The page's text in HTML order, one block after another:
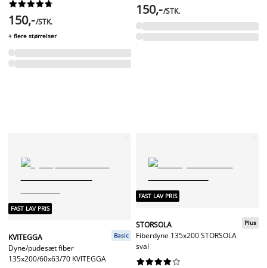






150,-/STK.
+ flere størrelser
150,-/STK.
FAST LAV PRIS
KVITEGGA
Dyne/pudesæt fiber
135x200/60x63/70 KVITEGGA
Basic
FAST LAV PRIS
STORSOLA
Fiberdyne 135x200 STORSOLA
sval
Plus





